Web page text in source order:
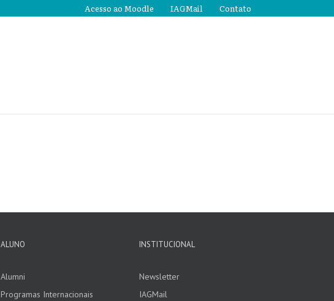
Acesso ao Moodle IAGMail Contato
ALUNO
Alumni
Programas Internacionais
INSTITUCIONAL
Newsletter
IAGMail